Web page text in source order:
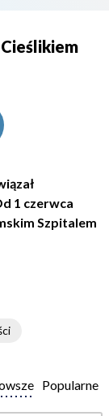
1 czerwca
Szpitalem
Popularne